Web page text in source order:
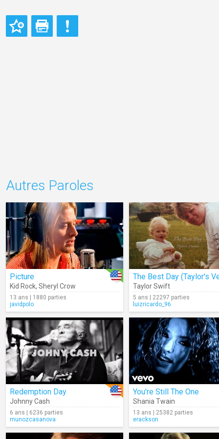
Autres Paroles
Picture
Kid Rock, Sheryl Crow
13 ans | 1880 parties
javidpolo
Taylor Swift
5 ans | 22297 parties
luizricardo_96
Redemption Day
Johnny Cash
6 ans | 6236 parties
munozcasanova
You're Still The One
Shania Twain
13 ans | 25382 parties
erackson